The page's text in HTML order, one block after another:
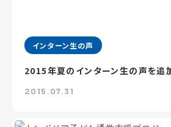
インターン生の声
2015年夏のインターン生の声を追
2015.07.31